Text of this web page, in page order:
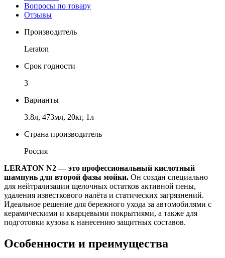
Вопросы по товару
Отзывы
Производитель
Leraton
Срок годности
3
Варианты
3.8л, 473мл, 20кг, 1л
Страна производитель
Россия
LERATON N2 — это профессиональный кислотный
шампунь для второй фазы мойки. Он создан специально
для нейтрализации щелочных остатков активной пены,
удаления известкового налёта и статических загрязнений.
Идеальное решение для бережного ухода за автомобилями с
керамическими и кварцевыми покрытиями, а также для
подготовки кузова к нанесению защитных составов.
Особенности и преимущества